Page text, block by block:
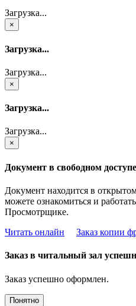
Загрузка...
×
Загрузка...
Загрузка...
×
Загрузка...
Загрузка...
×
Документ в свободном доступе
Документ находится в
можете ознакомиться и
Просмотрщике.
Читать онлайн
Заказ копии
Заказ в читальный зал
Заказ успешно оформлен.
Понятно